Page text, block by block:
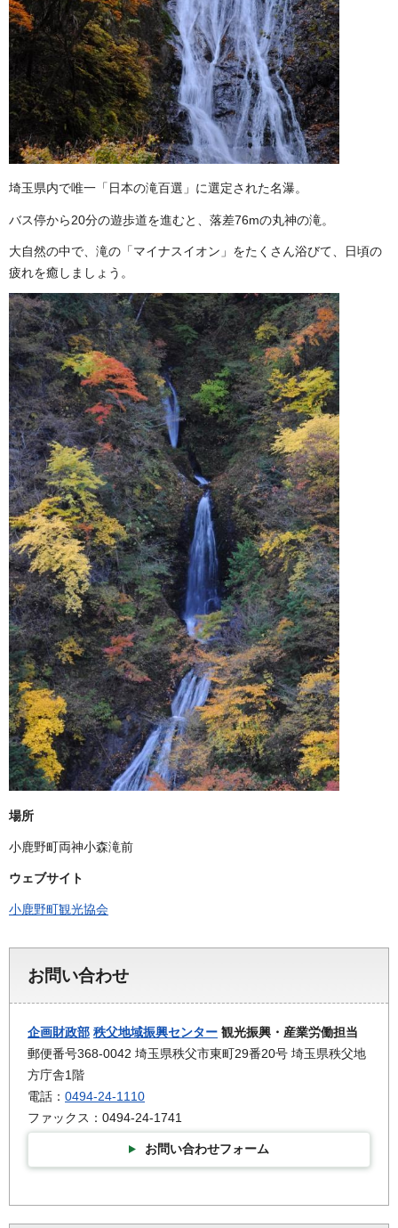
埼玉県内で唯一「日本の滝百選」に選定された名瀑。
バス停から20分の遊歩道を進むと、落差76mの丸神の滝。
大自然の中で、滝の「マイナスイオン」をたくさん浴びて、日頃の
疲れを癒しましょう。
場所
小鹿野町両神小森滝前
ウェブサイト
小鹿野町観光協会
お問い合わせ
企画財政部 秩父地域振興センター 観光振興・産業労働担当
郵便番号368-0042 埼玉県秩父市東町29番20号 埼玉県秩父地
方庁舎1階
電話： 0494-24-1110
ファックス：0494-24-1741
お問い合わせフォーム